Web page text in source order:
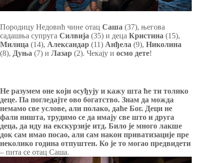
Породицу Недовић чине отац Саша (37), његова
садашња супруга Силвија (35) и деца Кристина (15),
Милица (14), Александар (11) Анђела (9), Николина
(8), Дуња (7) и Лазар (2). Чекају и осмо дете!
Не разумем оне који осуђују и кажу шта ће ти толико
деце. Па погледајте ово богатство. Знам да можда
немамо све услове, али полако, даће Бог. Деци не
фали ништа, трудимо се да имају све што и друга
деца, да иду на екскурзије итд. Било је много лакше
док сам имао посао, али сам након приватизације пре
неколико година отпуштен. Ко је то могао предвидети
– пита се отац Саша.